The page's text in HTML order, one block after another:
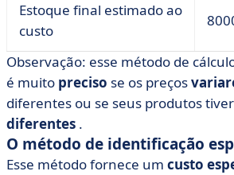
Estoque final estimado ao
custo
Observação: esse método de
é muito preciso se os preços
diferentes ou se seus produtos
diferentes .
O método de identificação
Esse método fornece um custo